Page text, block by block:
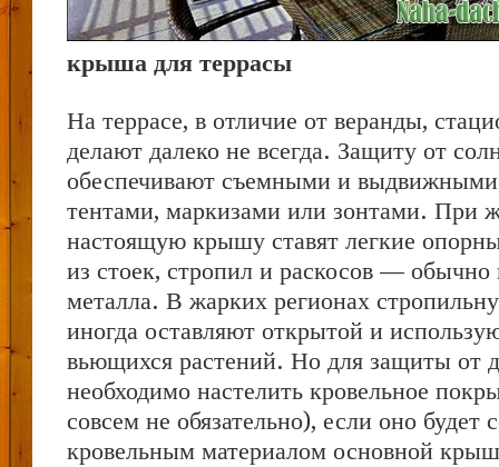
крыша для террасы
На террасе, в отличие от веранды,
делают далеко не всегда. Защиту от
обеспечивают съемными и
тентами, маркизами или зонтами. При
настоящую крышу ставят легкие
из стоек, стропил и раскосов — обычно
металла. В жарких регионах
иногда оставляют открытой и
вьющихся растений. Но для защиты от
необходимо настелить кровельное
совсем не обязательно), если оно будет
кровельным материалом основной